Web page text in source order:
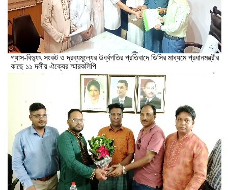
গ্যাস-বিদ্যুৎ সংকট ও দ্রব্যমূল্যের ঊর্ধ্বগতির প্রতিবাদে ডিসির মাধ্যমে প্রধানমন্ত্রীর
কাছে ১১ দলীয় ঐক্যের স্মারকলিপি